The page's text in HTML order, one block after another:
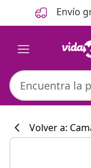
Anterior
Siguiente Envío
Volver a: